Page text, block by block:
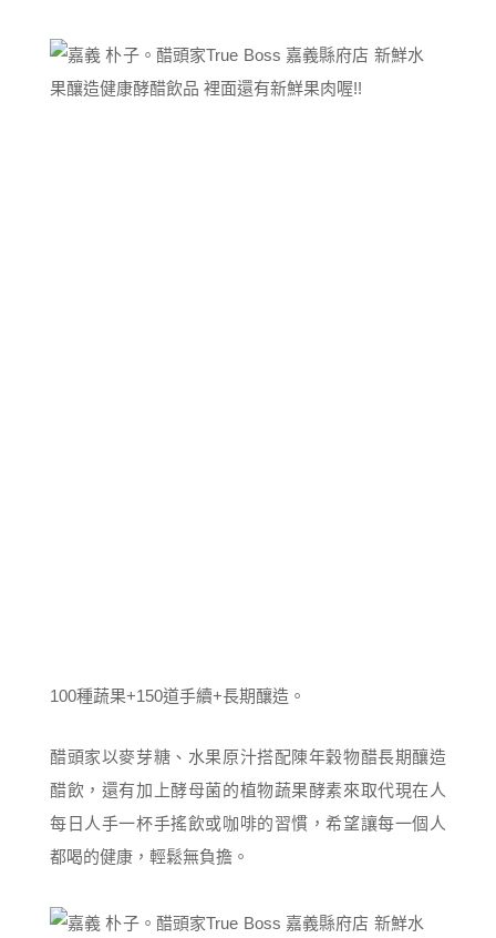
100種蔬果+150道手續+長期釀造。
醋頭家以麥芽糖、水果原汁搭配陳年穀物醋長期釀造
醋飲，還有加上酵母菌的植物蔬果酵素來取代現在人
每日人手一杯手搖飲或咖啡的習慣，希望讓每一個人
都喝的健康，輕鬆無負擔。